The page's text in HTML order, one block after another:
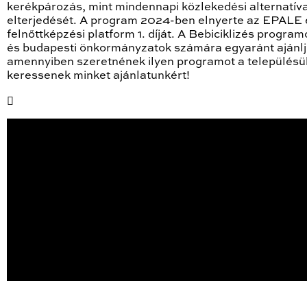
kerékpározás, mint mindennapi közlekedési
elterjedését. A program 2024-ben elnyerte az EPALE
felnőttképzési platform 1. díját. A Bebiciklizés
és budapesti önkormányzatok számára egyaránt
amennyiben szeretnének ilyen programot a
keressenek minket ajánlatunkért!
